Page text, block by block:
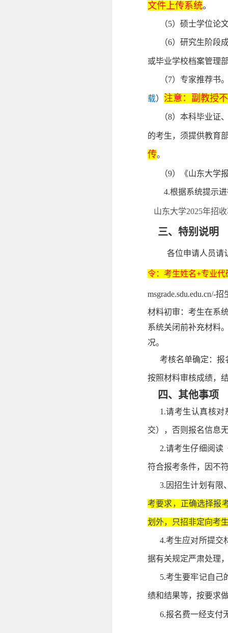
文件上传系统。
（5）硕士学位论
（6）研究生阶段
或毕业学校档案管理
（7）专家推荐书
载） 注意：副教授
（8）本科毕业证
的考生，须提供教育
传。
（9）《山东大学
4.根据系统提示
山东大学2025年招
三、特别说明
各位申请人员请
令：考生姓名+专业代
msgrade.sdu.edu.cn/-
材料初审：考生在系
系统关闭前补充材料
况。
考核名单确定：报
按照材料审核成绩，
四、其他事项
1.请考生认真核
交），否则报名信息
2.请考生仔细阅读
符合报考条件，因不
3.因招生计划有限
考要求，正确选择报
划外，只招非定向考
4.考生应对所提交
据有关规定严肃处理
5.考生要牢记自己
绩和结果等，按要求
6.报名费一经支付